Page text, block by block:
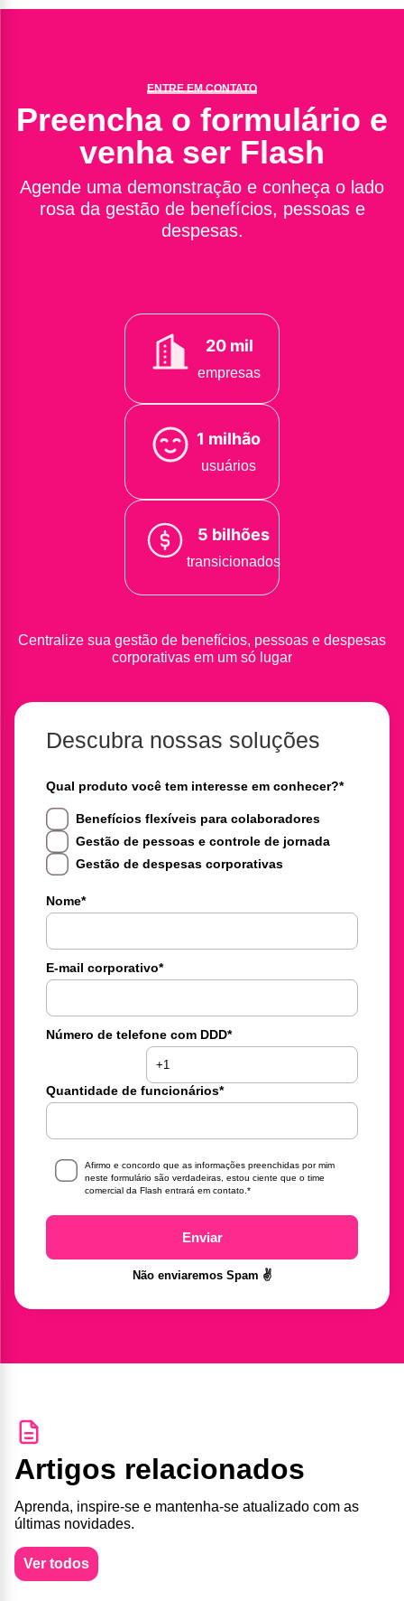
ENTRE EM CONTATO
Preencha o formulário e
venha ser Flash
Agende uma demonstração e conheça o lado
rosa da gestão de benefícios, pessoas e
despesas.
20 mil
empresas
1 milhão
usuários
5 bilhões
transicionados
Centralize sua gestão de benefícios, pessoas e despesas
corporativas em um só lugar
Descubra nossas soluções
Qual produto você tem interesse em conhecer?*
Benefícios flexíveis para colaboradores
Gestão de pessoas e controle de jornada
Gestão de despesas corporativas
Nome*
E-mail corporativo*
Número de telefone com DDD*
Quantidade de funcionários*
Afirmo e concordo que as informações preenchidas por mim
neste formulário são verdadeiras, estou ciente que o time
comercial da Flash entrará em contato. *
Enviar
Não enviaremos Spam ✌️
Artigos relacionados
Aprenda, inspire-se e mantenha-se atualizado com as
últimas novidades.
Ver todos